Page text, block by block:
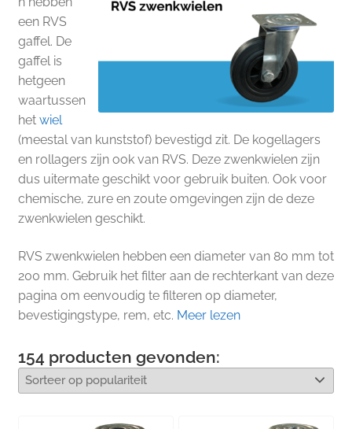
een RVS
gaffel. De
gaffel is
hetgeen
waartussen
het wiel
(meestal van kunststof) bevestigd zit. De kogellagers
en rollagers zijn ook van RVS. Deze zwenkwielen zijn
dus uitermate geschikt voor gebruik buiten. Ook voor
chemische, zure en zoute omgevingen zijn de deze
zwenkwielen geschikt.
RVS zwenkwielen hebben een diameter van 80 mm tot
200 mm. Gebruik het filter aan de rechterkant van deze
pagina om eenvoudig te filteren op diameter,
bevestigingstype, rem, etc. Meer lezen
154 producten gevonden: